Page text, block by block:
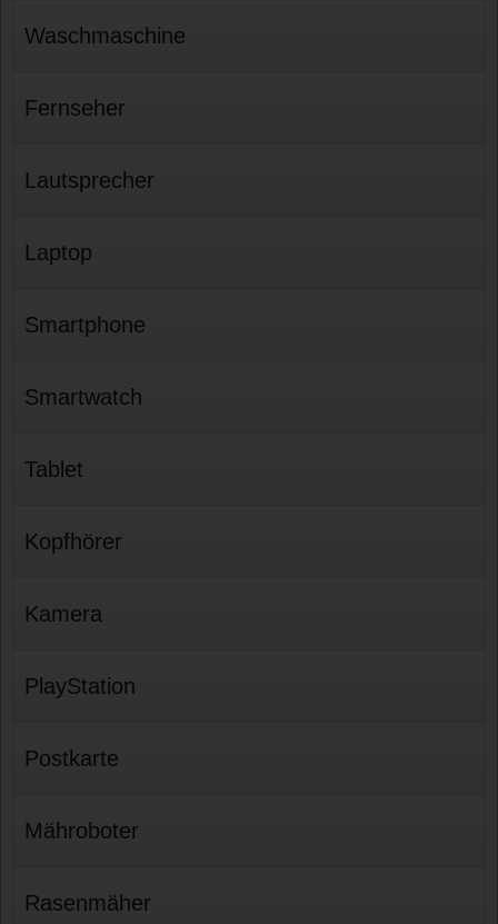
Waschmaschine
Fernseher
Lautsprecher
Laptop
Smartphone
Smartwatch
Tablet
Kopfhörer
Kamera
PlayStation
Postkarte
Mähroboter
Rasenmäher